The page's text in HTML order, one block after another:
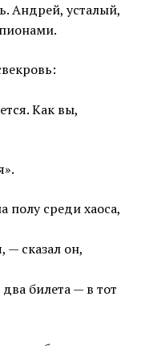
Андрей, усталый,
Как вы,
среди хаоса,
сказал он,
билета — в тот